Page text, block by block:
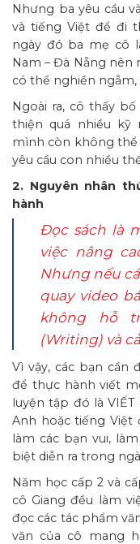
Nhưng ba yêu cầu
và tiếng Việt để đi
ngày đó ba mẹ cô
Nam – Đà Nẵng nên
có thể nghiền ngẫm,
Ngoài ra, cô thấy
thiện quá nhiều kỹ
mình còn không thể
yêu cầu con nhiều
2. Nguyên nhân
hành
Đọc sách là
việc nâng
Nhưng nếu
quay video
không hỗ
(Writing) và
Vì vậy, các bạn cần
để thực hành viết
luyện tập đó là VIẾT
Anh hoặc tiếng Việt
làm các bạn vui,
biệt diễn ra trong
Năm học cấp 2 và
cô Giang đều làm
đọc các tác phẩm
văn của cô mang